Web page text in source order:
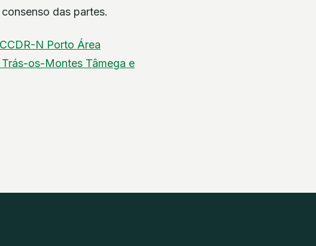
das partes.
CCDR-N Porto Área
Trás-os-Montes Tâmega e